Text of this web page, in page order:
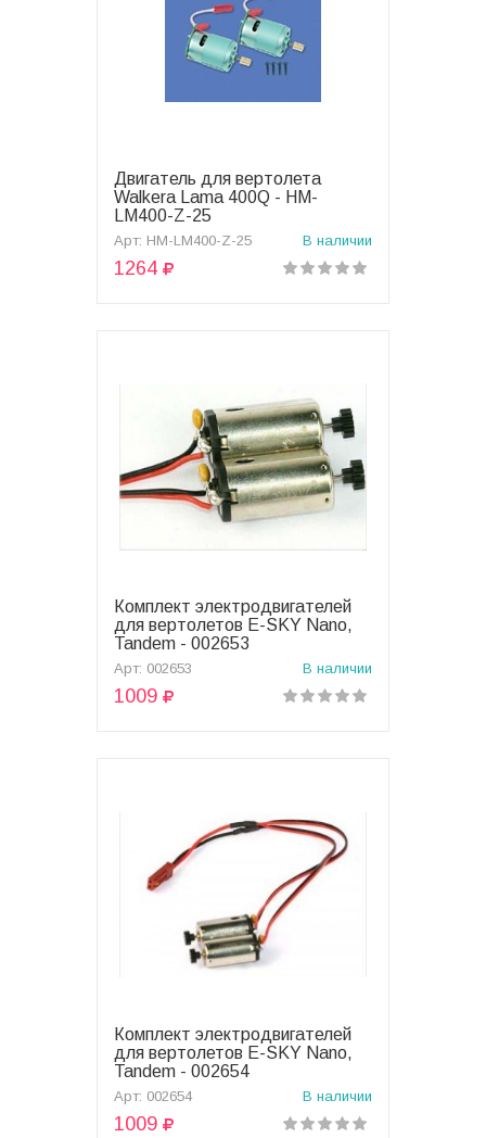
В корзину
Двигатель для вертолета
Walkera Lama 400Q - HM-
LM400-Z-25
Арт: HM-LM400-Z-25 В наличии
1264
В корзину
Комплект электродвигателей
для вертолетов E-SKY Nano,
Tandem - 002653
Арт: 002653 В наличии
1009
В корзину
Комплект электродвигателей
для вертолетов E-SKY Nano,
Tandem - 002654
Арт: 002654 В наличии
1009